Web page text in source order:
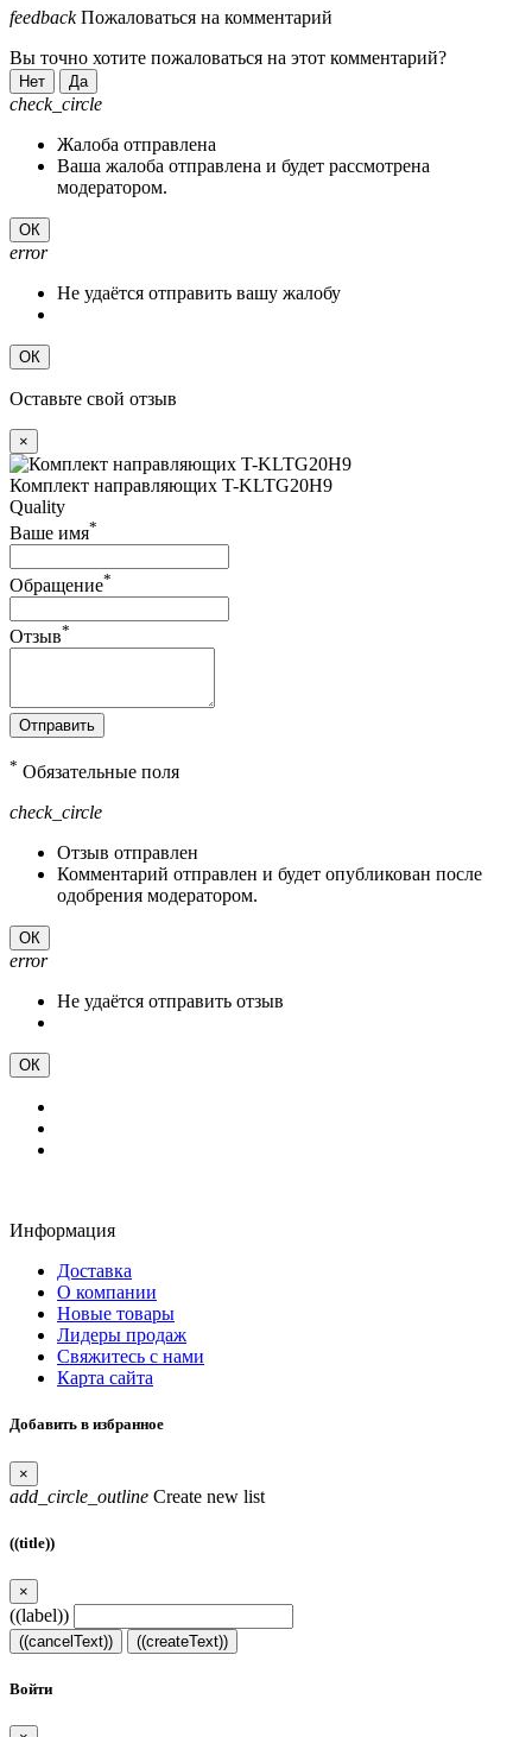
feedback Пожаловаться на комментарий
Вы точно хотите пожаловаться на этот комментарий?
Нет Да
check_circle
Жалоба отправлена
Ваша жалоба отправлена и будет рассмотрена
модератором.
ОК
error
Не удаётся отправить вашу жалобу
ОК
Оставьте свой отзыв
×
Комплект направляющих T-KLTG20H9
Quality
Ваше имя*
Обращение*
Отзыв*
Отправить
* Обязательные поля
check_circle
Отзыв отправлен
Комментарий отправлен и будет опубликован после
одобрения модератором.
ОК
error
Не удаётся отправить отзыв
ОК
Информация
Доставка
О компании
Новые товары
Лидеры продаж
Свяжитесь с нами
Карта сайта
Добавить в избранное
×
add_circle_outline Create new list
((title))
×
((label))
((cancelText)) ((createText))
Войти